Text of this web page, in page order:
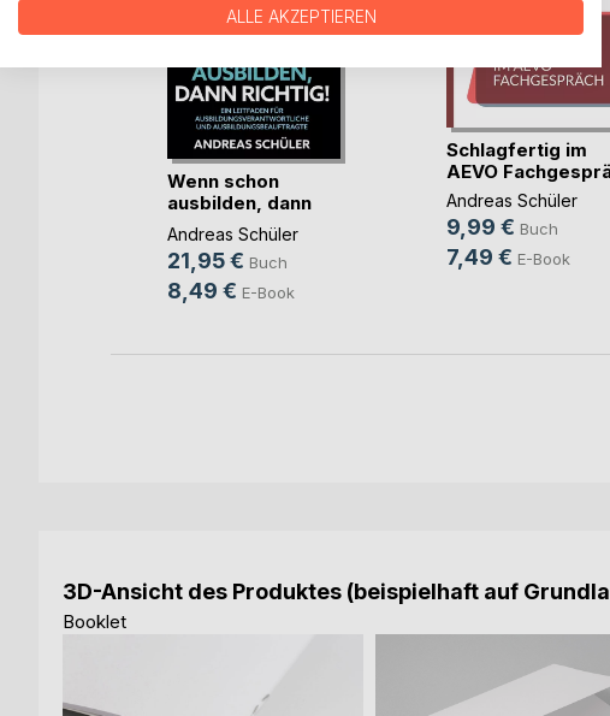
Wenn schon
ausbilden, dann
richtig!
Andreas Schüler
21,95 € Buch
8,49 € E-Book
Schlagfertig im
AEVO
Andreas Schüler
9,99 € Buch
7,49 € E-Book
3D-Ansicht des Produktes (beispielhaft auf
Booklet
ALLE AKZEPTIEREN